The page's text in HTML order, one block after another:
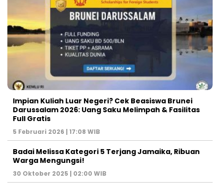
Impian Kuliah Luar Negeri? Cek Beasiswa Brunei
Darussalam 2026: Uang Saku Melimpah & Fasilitas
Full Gratis
5 Februari 2026 | 17:08 WIB
Badai Melissa Kategori 5 Terjang Jamaika, Ribuan
Warga Mengungsi!
30 Oktober 2025 | 02:00 WIB